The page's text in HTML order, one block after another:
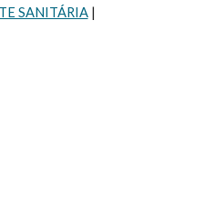
SANITÁRIA |